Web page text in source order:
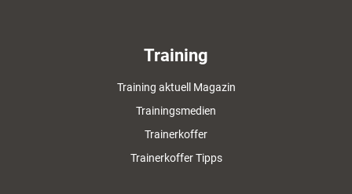
Training
Training aktuell Magazin
Trainingsmedien
Trainerkoffer
Trainerkoffer Tipps